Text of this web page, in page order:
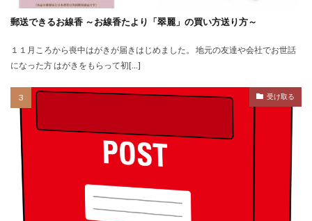
郵送できるお線香 ～お線香たより「翠麗」の買い方送り方～
１１月ころから喪中はがきが届きはじめました。 地元の友達や会社でお世話
になった方 はがきをもらって初[…]
受け取る